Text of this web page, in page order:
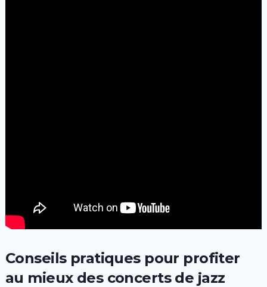
Conseils pratiques pour profiter
au mieux des concerts de jazz